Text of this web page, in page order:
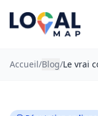
Accueil/Blog/